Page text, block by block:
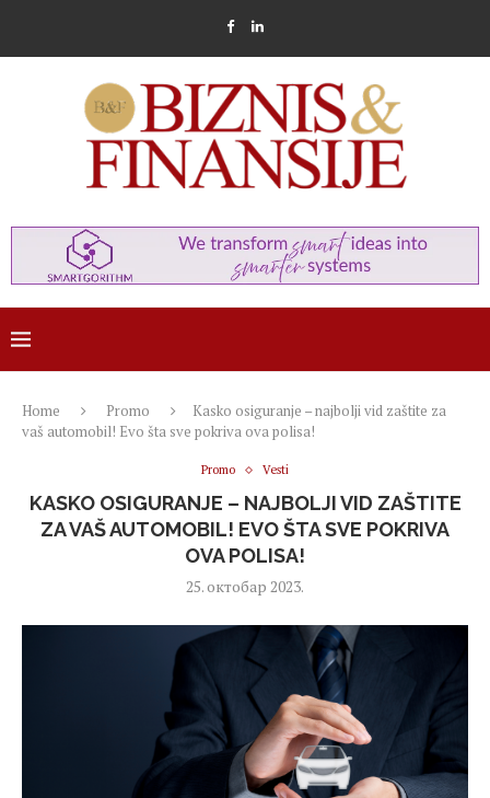
Home Promo
Kasko osiguranje – najbolji vid zaštite za
vaš automobil! Evo šta sve pokriva ova polisa!
Promo Vesti
KASKO OSIGURANJE – NAJBOLJI VID ZAŠTITE
ZA VAŠ AUTOMOBIL! EVO ŠTA SVE POKRIVA
OVA POLISA!
25. октобар 2023.